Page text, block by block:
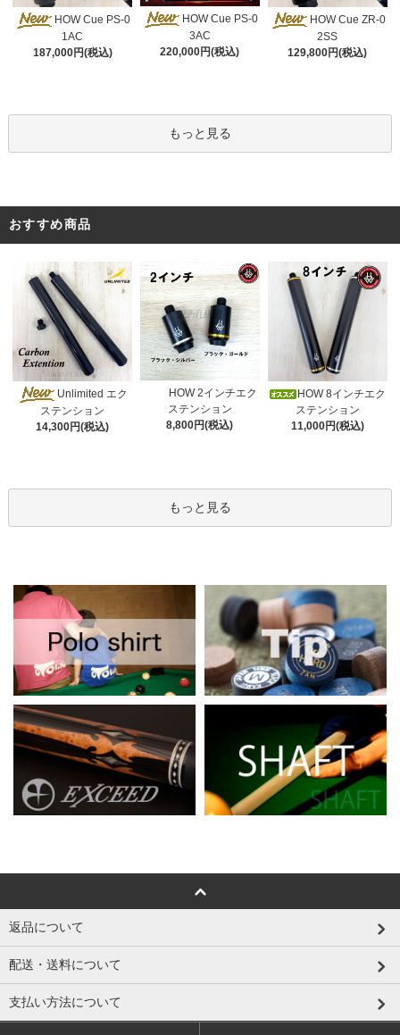
HOW Cue PS-0
1AC
187,000円(税込)
HOW Cue PS-0
3AC
220,000円(税込)
HOW Cue ZR-0
2SS
129,800円(税込)
もっと見る
おすすめ商品
Unlimited エク
ステンション
14,300円(税込)
HOW 2インチエク
ステンション
8,800円(税込)
HOW 8インチエク
ステンション
11,000円(税込)
もっと見る
返品について
配送・送料について
支払い方法について